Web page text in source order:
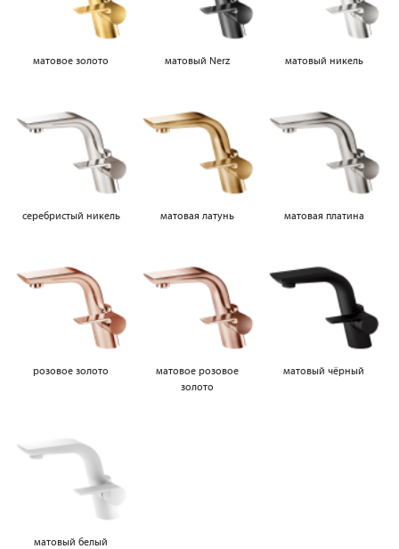
матовое золото матовый Nerz матовый никель
серебристый никель матовая латунь матовая платина
розовое золото
матовое розовое
золото
матовый чёрный
матовый белый